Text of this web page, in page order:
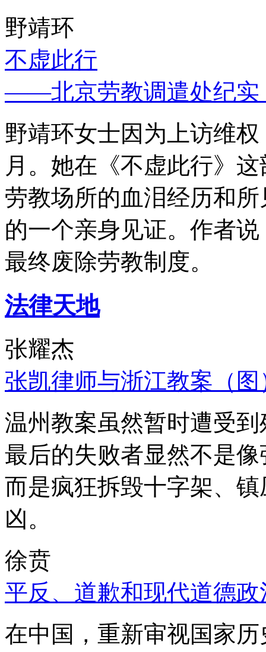
野靖环
不虚此行
——北京劳教调遣处纪实
野靖环女士因为上访维
月。她在《不虚此行》
劳教场所的血泪经历和
的一个亲身见证。作者
最终废除劳教制度。
法律天地
张耀杰
张凯律师与浙江教案（图
温州教案虽然暂时遭受
最后的失败者显然不是
而是疯狂拆毁十字架、
凶。
徐贲
平反、道歉和现代道德政
在中国，重新审视国家